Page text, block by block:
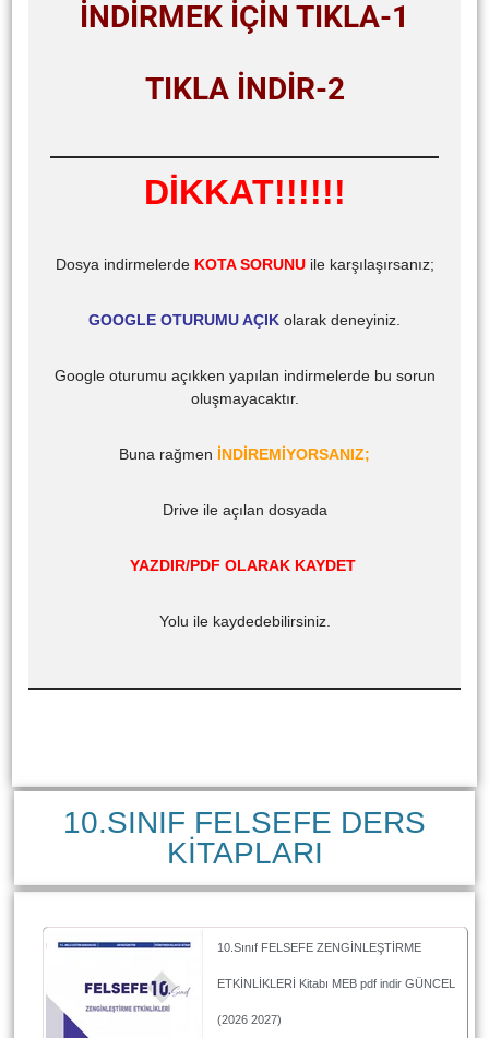
İNDİRMEK İÇİN TIKLA-1
TIKLA İNDİR-2
DİKKAT!!!!!!
Dosya indirmelerde KOTA SORUNUile karşılaşırsanız;
GOOGLE OTURUMU AÇIK olarak deneyiniz.
Google oturumu açıkken yapılan indirmelerde bu sorun
oluşmayacaktır.
Buna rağmen İNDİREMİYORSANIZ;
Drive ile açılan dosyada
YAZDIR/PDF OLARAK KAYDET
Yolu ile kaydedebilirsiniz.
10.SINIF FELSEFE DERS
KİTAPLARI
10.Sınıf FELSEFE ZENGİNLEŞTİRME
ETKİNLİKLERİ Kitabı MEB pdf indir GÜNCEL
(2026 2027)